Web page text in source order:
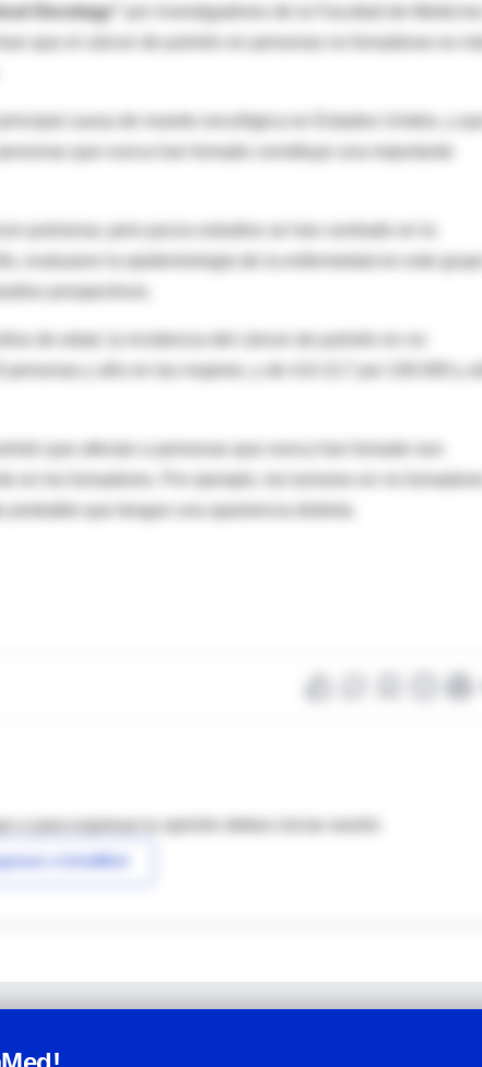
Oncology"
por investigadores de la Facultad de Medicine
causa de muerte oncológica en Estados Unidos, y
que nunca han fumado constituye una importante
evaluaron la epidemiología de la enfermedad en este grupo
en los fumadores. Por ejemplo, los tumores en no fumadores
probable que tengan una apariencia distinta.
o para expresar tu opinión debes iniciar sesión
a IntraMed